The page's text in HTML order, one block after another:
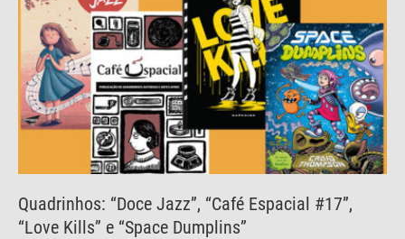
Quadrinhos: “Doce Jazz”, “Café Espacial #17”,
“Love Kills” e “Space Dumplins”